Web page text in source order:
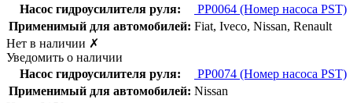
Насос гидроусилителя руля:
PP0064 (Номер насоса PST)
Применимый для автомобилей: Fiat, Iveco, Nissan, Renault
Нет в наличии ✗
Уведомить о наличии
Насос гидроусилителя руля:
PP0074 (Номер насоса PST)
Применимый для автомобилей: Nissan